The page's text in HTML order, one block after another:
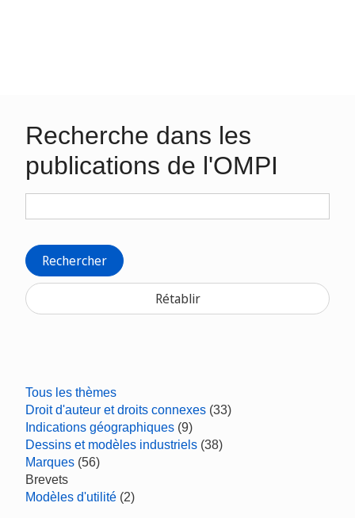
Recherche dans les
publications de l'OMPI
Rechercher
Rétablir
Tous les thèmes
Droit d'auteur et droits connexes (33)
Indications géographiques (9)
Dessins et modèles industriels (38)
Marques (56)
Brevets
Modèles d'utilité (2)